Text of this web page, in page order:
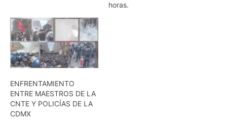
horas.
ENFRENTAMIENTO
ENTRE MAESTROS DE LA
CNTE Y POLICÍAS DE LA
CDMX